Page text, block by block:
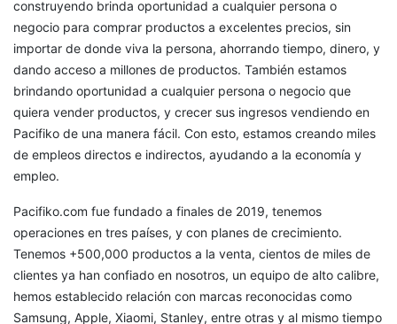
construyendo brinda oportunidad a cualquier persona o
negocio para comprar productos a excelentes precios, sin
importar de donde viva la persona, ahorrando tiempo, dinero, y
dando acceso a millones de productos. También estamos
brindando oportunidad a cualquier persona o negocio que
quiera vender productos, y crecer sus ingresos vendiendo en
Pacifiko de una manera fácil. Con esto, estamos creando miles
de empleos directos e indirectos, ayudando a la economía y
empleo.
Pacifiko.com fue fundado a finales de 2019, tenemos
operaciones en tres países, y con planes de crecimiento.
Tenemos +500,000 productos a la venta, cientos de miles de
clientes ya han confiado en nosotros, un equipo de alto calibre,
hemos establecido relación con marcas reconocidas como
Samsung, Apple, Xiaomi, Stanley, entre otras y al mismo tiempo